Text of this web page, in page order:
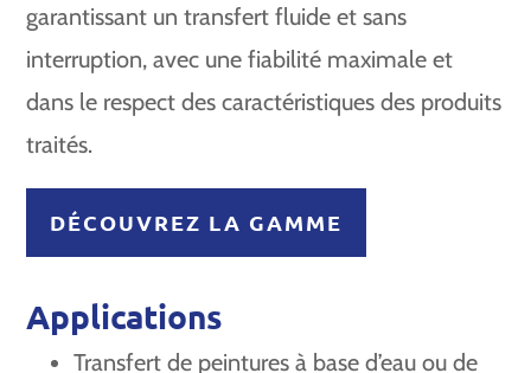
garantissant un transfert fluide et sans
interruption, avec une fiabilité maximale et
dans le respect des caractéristiques des produits
traités.
DÉCOUVREZ LA GAMME
Applications
Transfert de peintures à base d’eau ou de